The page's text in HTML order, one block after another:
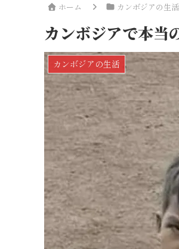
ホーム カンボジアの生活
カンボジアで本当
カンボジアの生活